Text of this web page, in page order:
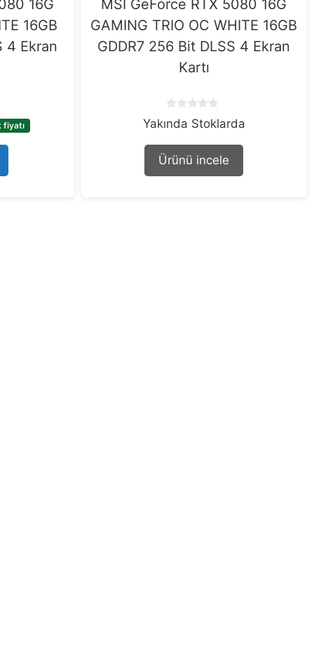
16G
16GB
4 Ekran
fiyatı
MSI GeForce RTX 5080 16G
GAMING TRIO OC WHITE 16GB
GDDR7 256 Bit DLSS 4 Ekran
Kartı
o
o
f
Yakında Stoklarda
Ürünü incele